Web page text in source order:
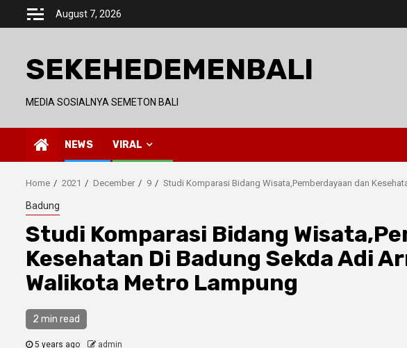
August 7, 2026
SEKEHEDEMENBALI
MEDIA SOSIALNYA SEMETON BALI
NEWS VIRAL
Home 2021 December 9 Studi Komparasi Bidang Wisata,Pemberdayaan dan
Badung
Studi Komparasi Bidang
Kesehatan Di Badung Sekda Adi
Walikota Metro Lampung
2 min read
5 years ago admin